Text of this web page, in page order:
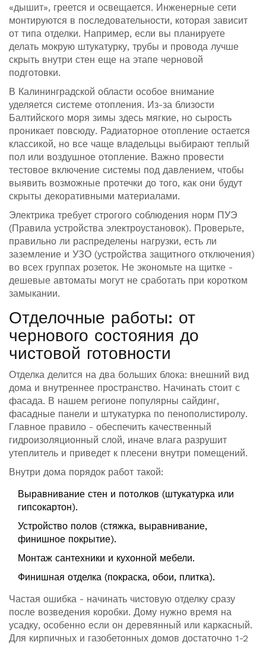
«дышит», греется и освещается. Инженерные сети
монтируются в последовательности, которая зависит
от типа отделки. Например, если вы планируете
делать мокрую штукатурку, трубы и провода лучше
скрыть внутри стен еще на этапе черновой
подготовки.
В Калининградской области особое внимание
уделяется системе отопления. Из-за близости
Балтийского моря зимы здесь мягкие, но сырость
проникает повсюду. Радиаторное отопление остается
классикой, но все чаще владельцы выбирают теплый
пол или воздушное отопление. Важно провести
тестовое включение системы под давлением, чтобы
выявить возможные протечки до того, как они будут
скрыты декоративными материалами.
Электрика требует строгого соблюдения норм ПУЭ
(Правила устройства электроустановок). Проверьте,
правильно ли распределены нагрузки, есть ли
заземление и УЗО (устройства защитного отключения)
во всех группах розеток. Не экономьте на щитке -
дешевые автоматы могут не сработать при коротком
замыкании.
Отделочные работы: от
чернового состояния до
чистовой готовности
Отделка делится на два больших блока: внешний вид
дома и внутреннее пространство. Начинать стоит с
фасада. В нашем регионе популярны сайдинг,
фасадные панели и штукатурка по пенополистиролу.
Главное правило - обеспечить качественный
гидроизоляционный слой, иначе влага разрушит
утеплитель и приведет к плесени внутри помещений.
Внутри дома порядок работ такой:
Выравнивание стен и потолков (штукатурка или
гипсокартон).
Устройство полов (стяжка, выравнивание,
финишное покрытие).
Монтаж сантехники и кухонной мебели.
Финишная отделка (покраска, обои, плитка).
Частая ошибка - начинать чистовую отделку сразу
после возведения коробки. Дому нужно время на
усадку, особенно если он деревянный или каркасный.
Для кирпичных и газобетонных домов достаточно 1-2